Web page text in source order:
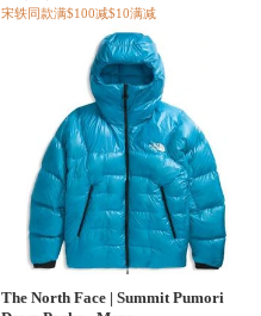
宋轶同款满$100减$10满减
The North Face | Summit Pumori